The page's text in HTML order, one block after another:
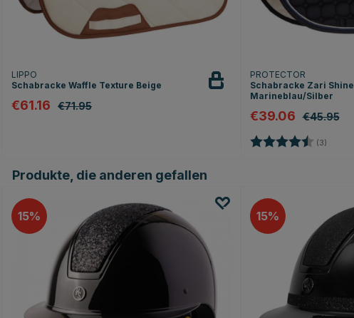
LIPPO
Schabracke Waffle Texture Beige
€61.16 €71.95
PROTECTOR
Schabracke Zari Shine
Marineblau/Silber
€39.06 €45.95
Bewertung: (3)
Produkte, die anderen gefallen
15 15